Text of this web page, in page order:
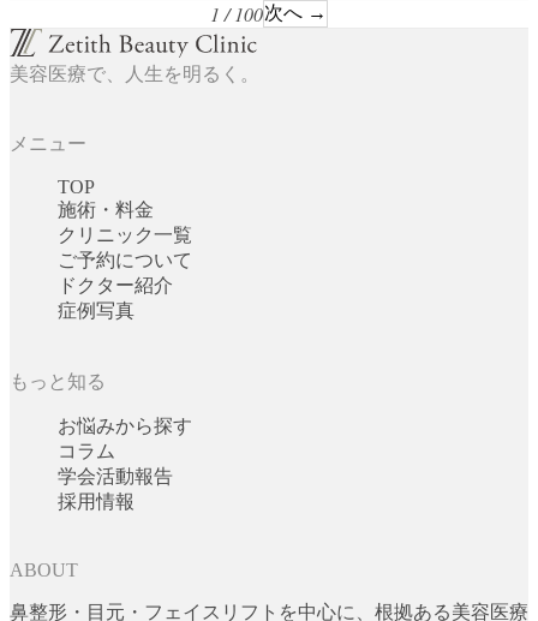
1 / 100次へ →
美容医療で、人生を明るく。
メニュー
TOP
施術・料金
クリニック一覧
ご予約について
ドクター紹介
症例写真
もっと知る
お悩みから探す
コラム
学会活動報告
採用情報
ABOUT
鼻整形・目元・フェイスリフトを中心に、根拠ある美容医療